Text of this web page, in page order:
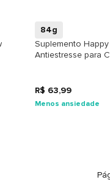
84g
Suplemento
Antiestresse para
R$ 63,99
Menos ansiedade